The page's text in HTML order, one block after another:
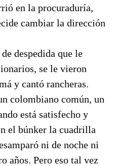
en la procuraduría,
cambiar la dirección
despedida que le
se le vieron
y cantó rancheras.
colombiano común, un
está satisfecho y
el búnker la cuadrilla
ni de noche ni
años. Pero eso tal vez